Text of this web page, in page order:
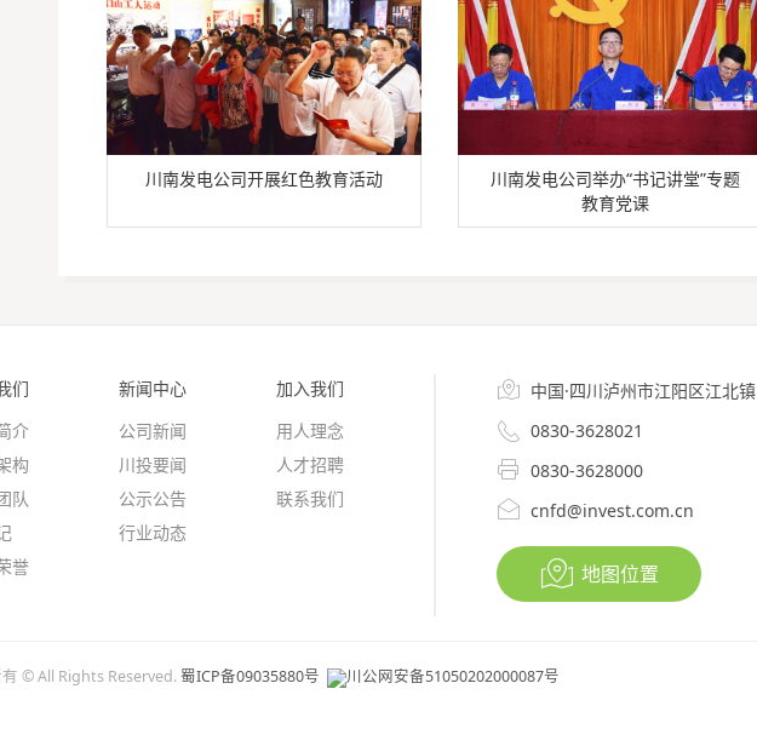
川南发电公司开展红色教育活动
川南发电公司举办“书记讲堂”专题
教育党课
们
介
构
队
誉
新闻中心
公司新闻
川投要闻
公示公告
行业动态
加入我们
用人理念
人才招聘
联系我们
 中国·四川泸州市江阳区江北镇
 0830-3628021
 0830-3628000
 cnfd@invest.com.cn
 地图位置
© All Rights Reserved. 蜀ICP备09035880号 川公网安备51050202000087号